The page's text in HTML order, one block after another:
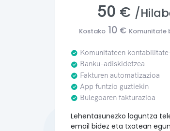
50 € /
Kostako 10 € Komunitate
Komunitateen
Banku-adiskidetzea
Fakturen automatizazioa
App funtzio guztiekin
Bulegoaren fakturazioa
Lehentasunezko laguntza
email bidez eta txatean